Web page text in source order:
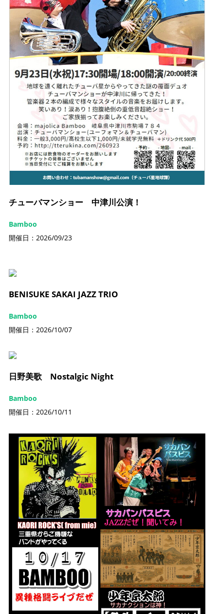
チューバマンショー 中津川公演！
Bamboo
開催日：2026/09/23
BENISUKE SAKAI JAZZ TRIO
Bamboo
開催日：2026/10/07
日野美歌 Nostalgic Night
Bamboo
開催日：2026/10/11